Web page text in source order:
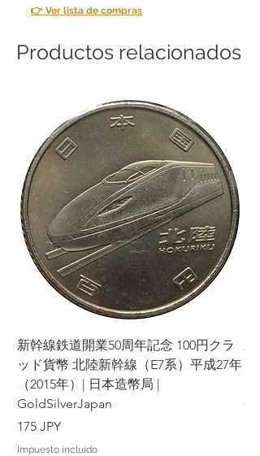
👉 Ver lista de compras
Productos relacionados
新幹線鉄道開業50周年記念 100円クラ
ッド貨幣 北陸新幹線（E7系）平成27年
（2015年）| 日本造幣局 |
GoldSilverJapan
Precio
175 JPY
Impuesto incluido